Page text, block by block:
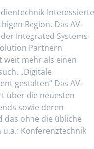
Interessierte
Region. Das AV-
Integrated Systems
Partnern
mehr als einen
„Digitale
gestalten“ Das AV-
über die neuesten
sowie deren
das ohne die übliche
u.a.: Konferenztechnik